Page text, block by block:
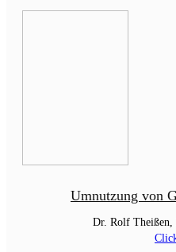
Umnutzung von
Dr. Rolf